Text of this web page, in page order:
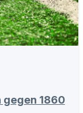
gegen 1860